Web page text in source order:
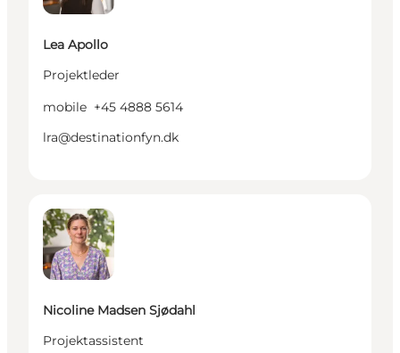
Lea Apollo
Projektleder
mobile +45 4888 5614
lra@destinationfyn.dk
Nicoline Madsen Sjødahl
Projektassistent